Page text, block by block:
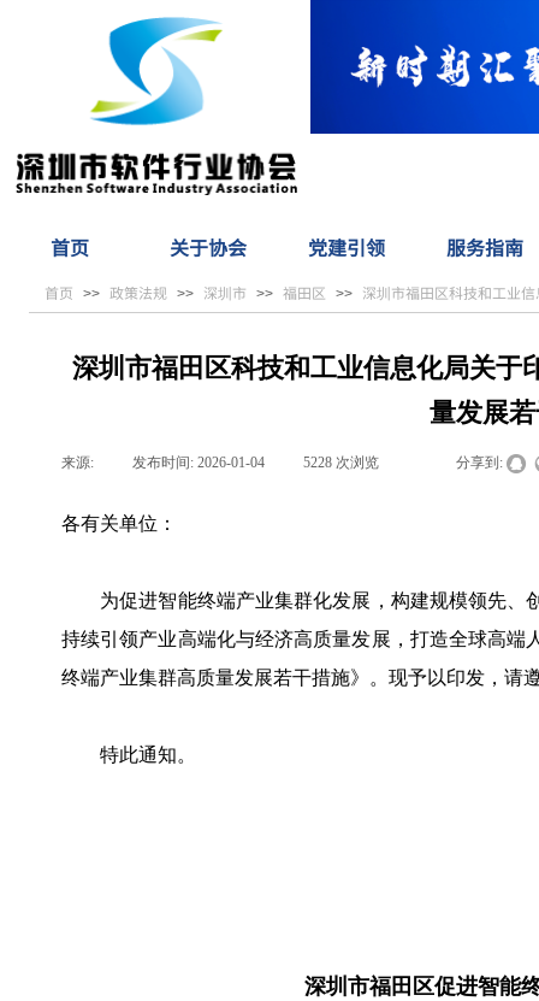
首页 关于协会 党建引领 服务指南
首页 >> 政策法规 >> 深圳市 >> 福田区 >> 深圳市福田区科技和工业
深圳市福田区科技和工业信息化局关于
量发展
来源: 发布时间: 2026-01-04 5228 次浏览 分享到:
各有关单位：
为促进智能终端产业集群化发展，构建规模领先、
持续引领产业高端化与经济高质量发展，打造全球高
终端产业集群高质量发展若干措施》。现予以印发，请
特此通知。
深圳市福田区促进智能